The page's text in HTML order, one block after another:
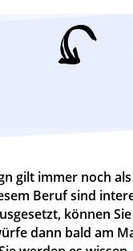
gilt immer noch
Beruf sind
können
dann bald am